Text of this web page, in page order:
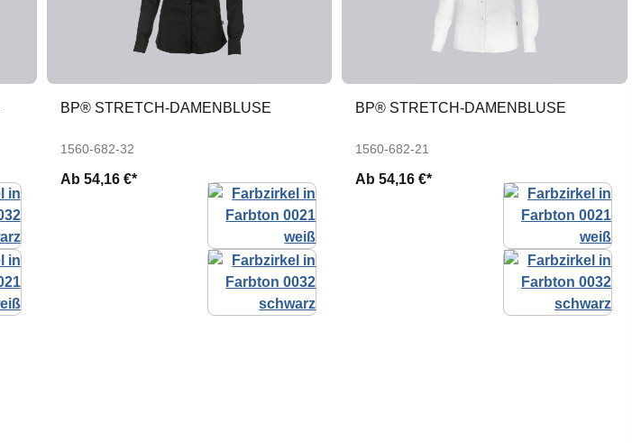
BP® STRETCH-DAMENBLUSE
1560-682-32
Ab 54,16 €*
BP® STRETCH-DAMENBLUSE
1560-682-21
Ab54,16 €*